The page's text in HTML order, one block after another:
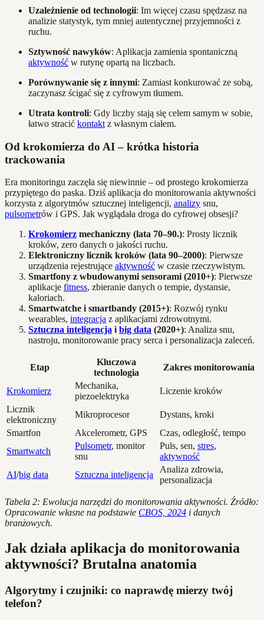
Uzależnienie od technologii: Im więcej czasu spędzasz na
analizie statystyk, tym mniej autentycznej przyjemności z
ruchu.
Sztywność nawyków: Aplikacja zamienia spontaniczną
aktywność w rutynę opartą na liczbach.
Porównywanie się z innymi: Zamiast konkurować ze sobą,
zaczynasz ścigać się z cyfrowym tłumem.
Utrata kontroli: Gdy liczby stają się celem samym w sobie,
łatwo stracić kontakt z własnym ciałem.
Od krokomierza do AI – krótka historia
trackowania
Era monitoringu zaczęła się niewinnie – od prostego krokomierza
przypiętego do paska. Dziś aplikacja do monitorowania aktywności
korzysta z algorytmów sztucznej inteligencji, analizy snu,
pulsometrów i GPS. Jak wyglądała droga do cyfrowej obsesji?
Krokomierz mechaniczny (lata 70–90.): Prosty licznik
kroków, zero danych o jakości ruchu.
Elektroniczny licznik kroków (lata 90–2000): Pierwsze
urządzenia rejestrujące aktywność w czasie rzeczywistym.
Smartfony z wbudowanymi sensorami (2010+): Pierwsze
aplikacje fitness, zbieranie danych o tempie, dystansie,
kaloriach.
Smartwatche i smartbandy (2015+): Rozwój rynku
wearables, integracja z aplikacjami zdrowotnymi.
Sztuczna inteligencja i big data (2020+): Analiza snu,
nastroju, monitorowanie pracy serca i personalizacja zaleceń.
Etap
Kluczowa
technologia
Zakres monitorowania
Krokomierz
Mechanika,
piezoelektryka
Liczenie kroków
Licznik
elektroniczny
Mikroprocesor
Dystans, kroki
Smartfon
Akcelerometr, GPS
Czas, odległość, tempo
Smartwatch
Pulsometr, monitor
snu
Puls, sen, stres,
aktywność
AI/big data Sztuczna inteligencja
Analiza zdrowia,
personalizacja
Tabela 2: Ewolucja narzędzi do monitorowania aktywności. Źródło:
Opracowanie własne na podstawie CBOS, 2024 i danych
branżowych.
Jak działa aplikacja do monitorowania
aktywności? Brutalna anatomia
Algorytmy i czujniki: co naprawdę mierzy twój
telefon?